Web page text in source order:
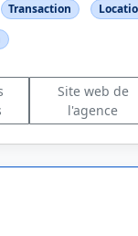
Transaction
Site web de
l'agence